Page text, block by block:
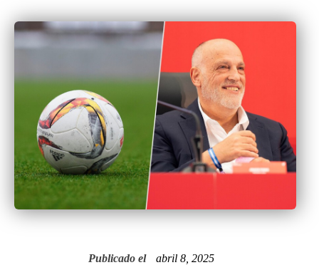
Publicado el abril 8, 2025